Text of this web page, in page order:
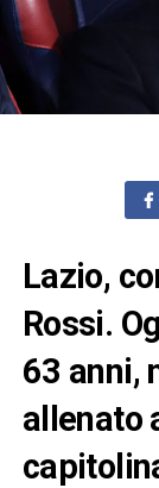
Lazio,
Rossi.
63 anni,
allenato